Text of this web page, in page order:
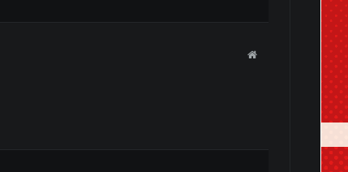
Website